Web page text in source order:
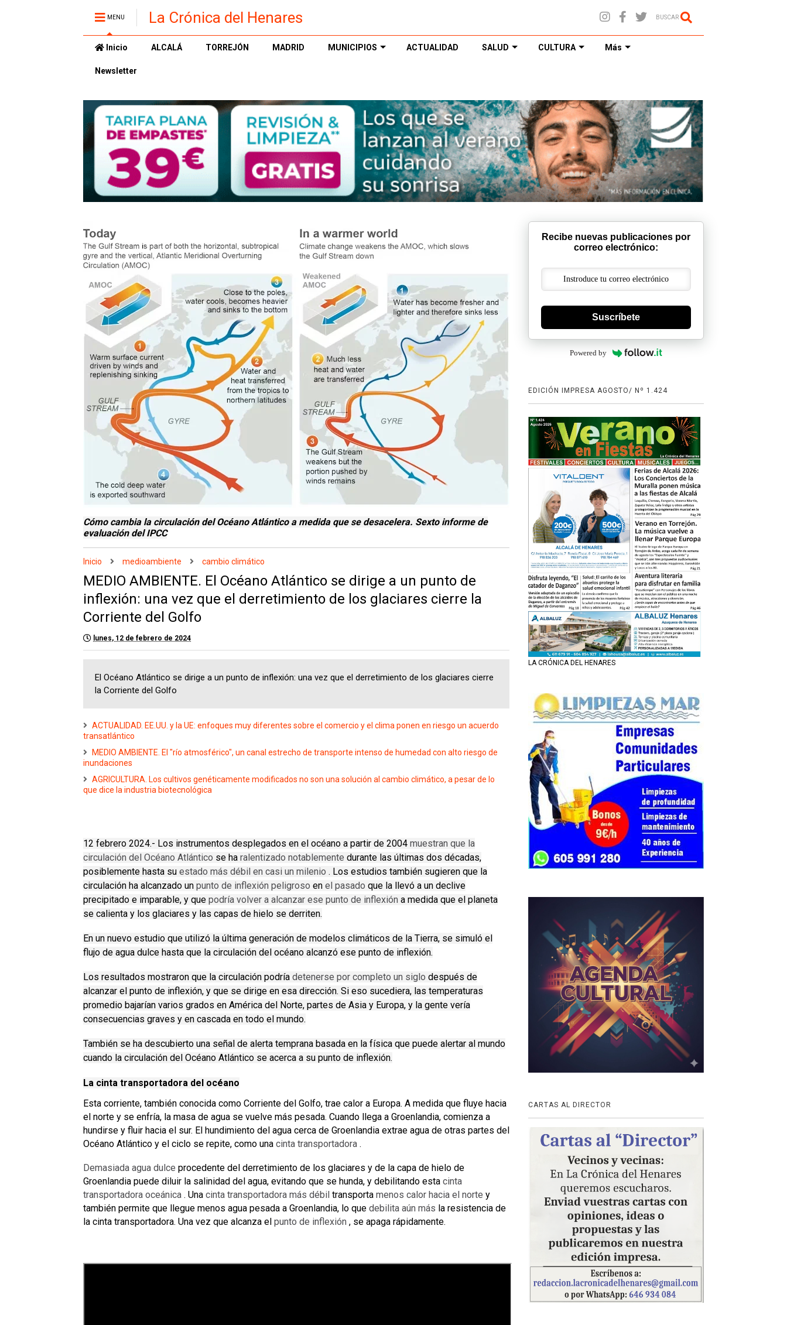
MENU La Crónica del Henares BUSCAR
Inicio ALCALÁ TORREJÓN MADRID MUNICIPIOS ACTUALIDAD SALUD CULTURA Más
Newsletter
Cómo cambia la circulación del Océano Atlántico a medida que se desacelera. Sexto informe de
evaluación del IPCC
Inicio medioambiente cambio climático
MEDIO AMBIENTE. El Océano Atlántico se dirige a un punto de
inflexión: una vez que el derretimiento de los glaciares cierre la
Corriente del Golfo
lunes, 12 de febrero de 2024
El Océano Atlántico se dirige a un punto de inflexión: una vez que el derretimiento de los glaciares cierre
la Corriente del Golfo
ACTUALIDAD. EE.UU. y la UE: enfoques muy diferentes sobre el comercio y el clima ponen en riesgo un acuerdo
transatlántico
MEDIO AMBIENTE. El "río atmosférico", un canal estrecho de transporte intenso de humedad con alto riesgo de
inundaciones
AGRICULTURA. Los cultivos genéticamente modificados no son una solución al cambio climático, a pesar de lo
que dice la industria biotecnológica
12 febrero 2024.- Los instrumentos desplegados en el océano a partir de 2004 muestran que la
circulación del Océano Atlántico se ha ralentizado notablemente durante las últimas dos décadas,
posiblemente hasta su estado más débil en casi un milenio . Los estudios también sugieren que la
circulación ha alcanzado un punto de inflexión peligroso en el pasado que la llevó a un declive
precipitado e imparable, y que podría volver a alcanzar ese punto de inflexión a medida que el planeta
se calienta y los glaciares y las capas de hielo se derriten.
En un nuevo estudio que utilizó la última generación de modelos climáticos de la Tierra, se simuló el
flujo de agua dulce hasta que la circulación del océano alcanzó ese punto de inflexión.
Los resultados mostraron que la circulación podría detenerse por completo un siglo después de
alcanzar el punto de inflexión, y que se dirige en esa dirección. Si eso sucediera, las temperaturas
promedio bajarían varios grados en América del Norte, partes de Asia y Europa, y la gente vería
consecuencias graves y en cascada en todo el mundo.
También se ha descubierto una señal de alerta temprana basada en la física que puede alertar al mundo
cuando la circulación del Océano Atlántico se acerca a su punto de inflexión.
La cinta transportadora del océano
Esta corriente, también conocida como Corriente del Golfo, trae calor a Europa. A medida que fluye hacia
el norte y se enfría, la masa de agua se vuelve más pesada. Cuando llega a Groenlandia, comienza a
hundirse y fluir hacia el sur. El hundimiento del agua cerca de Groenlandia extrae agua de otras partes del
Océano Atlántico y el ciclo se repite, como una cinta transportadora .
Demasiada agua dulce procedente del derretimiento de los glaciares y de la capa de hielo de
Groenlandia puede diluir la salinidad del agua, evitando que se hunda, y debilitando esta cinta
transportadora oceánica . Una cinta transportadora más débil transporta menos calor hacia el norte y
también permite que llegue menos agua pesada a Groenlandia, lo que debilita aún más la resistencia de
la cinta transportadora. Una vez que alcanza el punto de inflexión , se apaga rápidamente.
Recibe nuevas publicaciones por
correo electrónico:
Suscríbete
Powered by
EDICIÓN IMPRESA AGOSTO/ Nº 1.424
LA CRÓNICA DEL HENARES
CARTAS AL DIRECTOR